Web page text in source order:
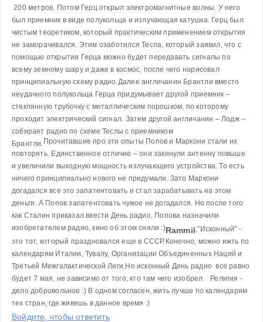
200 метров. Потом Герц открыл электромагнитные волны. У него
был приемник в виде полукольца и излучающая катушка. Герц был
чистым теоретиком, который практическим применением открытия
не заморачивался. Этим озаботился Тесла, который заявил, что с
помощью открытия Герца можно будет передавать сигналы по
всему земному шару и даже в космос, после чего нарисовал
принципиальную схему радио.Далее англичанин Брантли вместо
неудачного полукольца Герца придумывает другой приемник –
стеклянную трубочку с металлическим порошком, по которому
проходит электрический сигнал. Затем другой англичанин – Лодж –
собирает радио по схеме Теслы с приемником
Брантли. Прочитавшие про эти опыты Попов и Маркони стали их
повторять. Единственное отличие – они закинули антенну повыше
и увеличили выходную мощность излучающего устройства. То есть
ничего принципиально нового не придумали. Зато Маркони
догадался все это запатентовать и стал зарабатывать на этом
деньги. А Попов запатентовать чужое не догадался. Но после того
как Сталин приказал ввести День радио, Попова назначили
изобретателем радио, кино об этом сняли :)Rammil,"Исконный" -
это тот, который праздновался еще в СССР. Конечно, можно ижть по
календарям Италии, Тувалу, Организации Объединенных Наций и
Третьей Межгалактической Лиги.Но исконный День радио  все равно
будет 7 мая, не зависимо от того, кто там чего изобрел. Религия -
дело добровольное :) В одном согласен, жить лучше по календарям
тех стран, где живешь в данное время :)
Войдите, чтобы ответить